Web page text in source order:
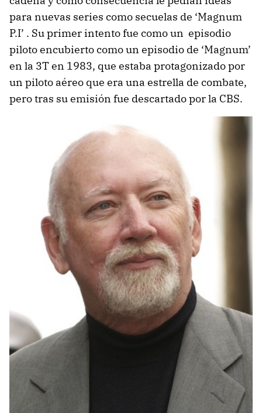
para nuevas series como secuelas de ‘Magnum
P.I’ . Su primer intento fue como un episodio
piloto encubierto como un episodio de ‘Magnum’
en la 3T en 1983, que estaba protagonizado por
un piloto aéreo que era una estrella de combate,
pero tras su emisión fue descartado por la CBS.